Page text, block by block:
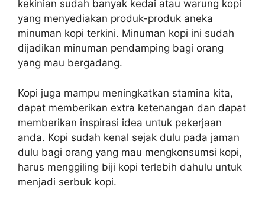
kekinian sudah banyak kedai atau warung kopi
yang menyediakan produk-produk aneka
minuman kopi terkini. Minuman kopi ini sudah
dijadikan minuman pendamping bagi orang
yang mau bergadang.
Kopi juga mampu meningkatkan stamina kita,
dapat memberikan extra ketenangan dan dapat
memberikan inspirasi idea untuk pekerjaan
anda. Kopi sudah kenal sejak dulu pada jaman
dulu bagi orang yang mau mengkonsumsi kopi,
harus menggiling biji kopi terlebih dahulu untuk
menjadi serbuk kopi.